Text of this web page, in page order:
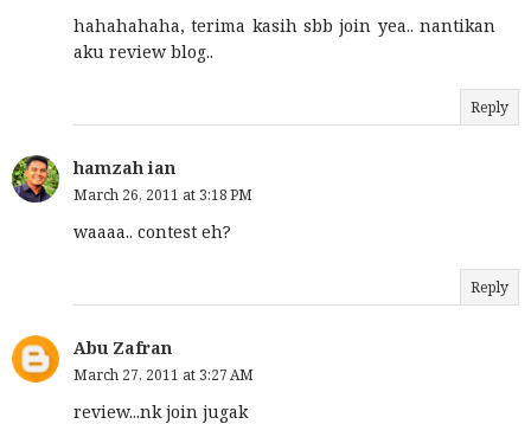
hahahahaha, terima kasih sbb join yea.. nantikan
aku review blog..
Reply
hamzah ian
March 26, 2011 at 3:18 PM
waaaa.. contest eh?
Reply
Abu Zafran
March 27, 2011 at 3:27 AM
review...nk join jugak